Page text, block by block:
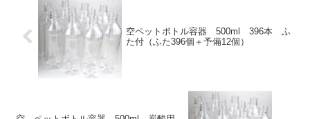
空ペットボトル容器 500ml 396本 ふ
た付（ふた396個＋予備12個）